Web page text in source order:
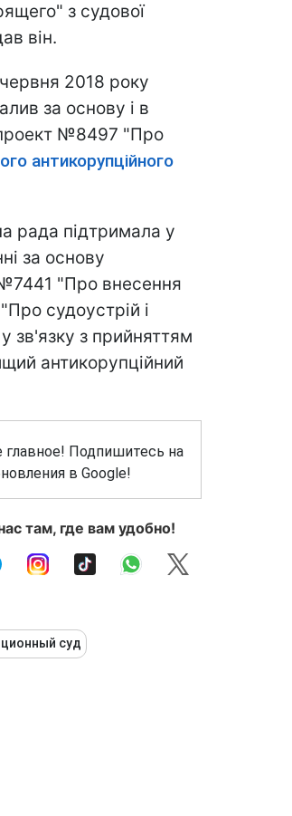
з судової
він.
2018 року
за основу і в
№8497 "Про
антикорупційного
рада підтримала у
за основу
"Про внесення
судоустрій і
зв'язку з прийняттям
антикорупційний
главное! Подпишитесь на
в Google!
там, где вам удобно!
суд